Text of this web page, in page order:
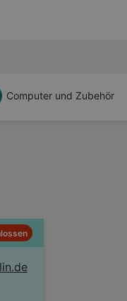
Computer und Zubehör